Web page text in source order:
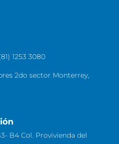
1253 3080
2do sector Monterrey,
B4 Col. Provivienda del